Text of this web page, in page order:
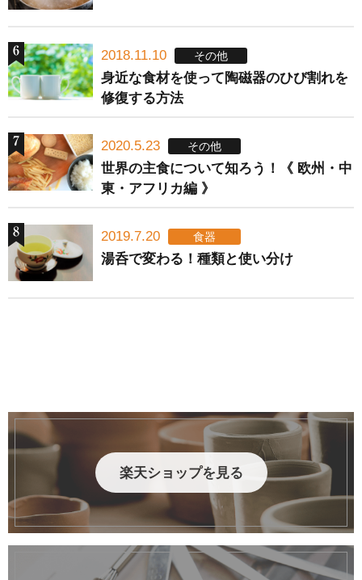
2018.11.10 その他
身近な食材を使って陶磁器のひび割れを
修復する方法
2020.5.23 その他
世界の主食について知ろう！《 欧州・中
東・アフリカ編 》
2019.7.20 食器
湯呑で変わる！種類と使い分け
楽天ショップを見る